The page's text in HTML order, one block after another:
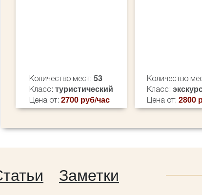
Количество мест: 53
Класс: туристический
Цена от: 2700 руб/час
Количество
Класс:
Цена от: 2800
Заметки